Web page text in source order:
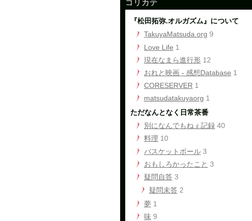
ゴリカテ
『松田拓弥.オルガズム』について
TakuyaMatsuda.org 9
Love Life 1
現在なまら進行形12
おれと映画 - 感想Database 1
CORESERVER 1
matsudatakuyaorg 1
ただなんとなく日常茶番
別になんでもねぇ記録40
料理 10
バスケットボール3
おもしろかったこと 3
疑問自答3
疑問未答2
夢 1
味 9